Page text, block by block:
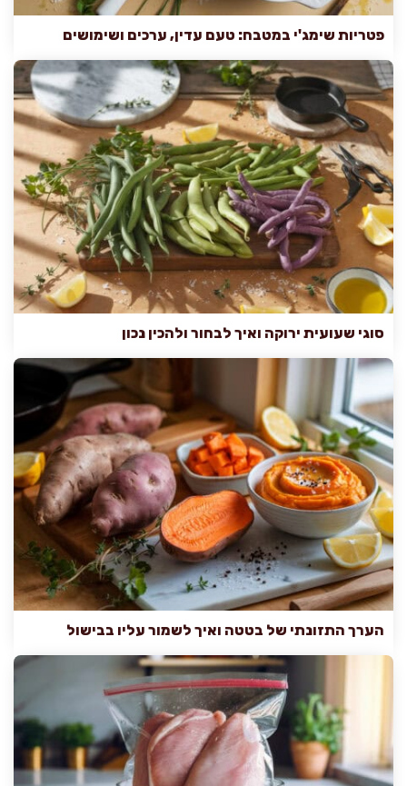
פטריות שימג'י במטבח: טעם עדין, ערכים ושימושים
סוגי שעועית ירוקה ואיך לבחור ולהכין נכון
הערך התזונתי של בטטה ואיך לשמור עליו בבישול